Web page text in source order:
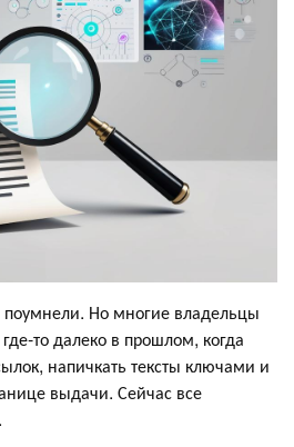
поумнели. Но многие владельцы
то далеко в прошлом, когда
напичкать тексты ключами и
выдачи. Сейчас все